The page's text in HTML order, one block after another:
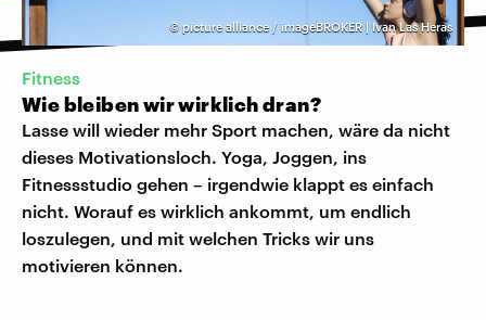
© picture alliance / imageBROKER | Ivan Las Heras
Fitness
Wie bleiben wir wirklich dran?
Lasse will wieder mehr Sport machen, wäre da nicht
dieses Motivationsloch. Yoga, Joggen, ins
Fitnessstudio gehen – irgendwie klappt es einfach
nicht. Worauf es wirklich ankommt, um endlich
loszulegen, und mit welchen Tricks wir uns
motivieren können.